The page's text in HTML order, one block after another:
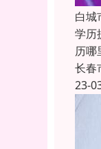
白城
学历
历哪
长春
23-